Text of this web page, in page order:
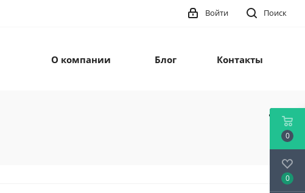
Поиск
Войти
О компании Блог Контакты
0
0